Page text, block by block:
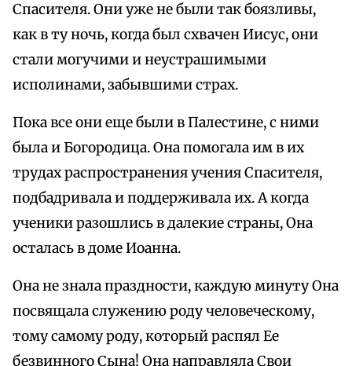
Спасителя. Они уже не были так боязливы,
как в ту ночь, когда был схвачен Иисус, они
стали могучими и неустрашимыми
исполинами, забывшими страх.
Пока все они еще были в Палестине, с ними
была и Богородица. Она помогала им в их
трудах распространения учения Спасителя,
подбадривала и поддерживала их. А когда
ученики разошлись в далекие страны, Она
осталась в доме Иоанна.
Она не знала праздности, каждую минуту Она
посвящала служению роду человеческому,
тому самому роду, который распял Ее
безвинного Сына! Она направляла Свои